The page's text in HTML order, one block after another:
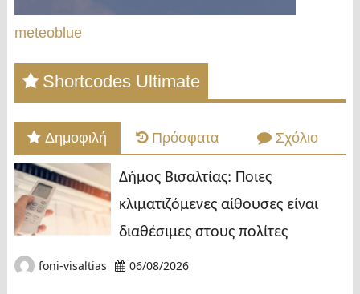
meteoblue
Shortcodes Ultimate
Δημοφιλή Πρόσφατα Σχόλιο
Δήμος Βισαλτίας: Ποιες
κλιματιζόμενες αίθουσες είναι
διαθέσιμες στους πολίτες
foni-visaltias 06/08/2026